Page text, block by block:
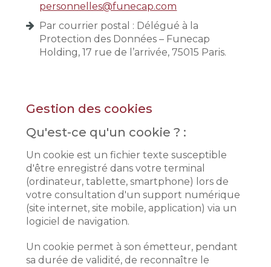
personnelles@funecap.com
Par courrier postal : Délégué à la
Protection des Données – Funecap
Holding, 17 rue de l’arrivée, 75015 Paris.
Gestion des cookies
Qu'est-ce qu'un cookie ? :
Un cookie est un fichier texte susceptible
d'être enregistré dans votre terminal
(ordinateur, tablette, smartphone) lors de
votre consultation d'un support numérique
(site internet, site mobile, application) via un
logiciel de navigation.
Un cookie permet à son émetteur, pendant
sa durée de validité, de reconnaître le